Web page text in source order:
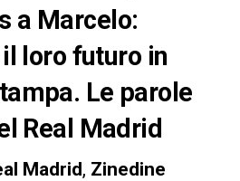
a Marcelo:
loro futuro in
Le parole
Real Madrid
Madrid, Zinedine